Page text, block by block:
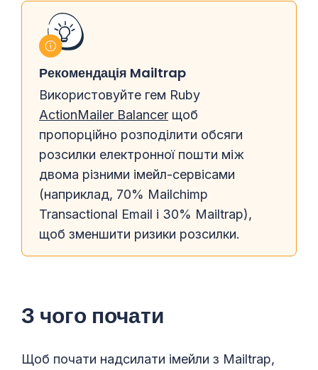
Рекомендація Mailtrap
Використовуйте гем Ruby
ActionMailer Balancer щоб
пропорційно розподілити обсяги
розсилки електронної пошти між
двома різними імейл-сервісами
(наприклад, 70% Mailchimp
Transactional Email і 30% Mailtrap),
щоб зменшити ризики розсилки.
З чого почати
Щоб почати надсилати імейли з Mailtrap,